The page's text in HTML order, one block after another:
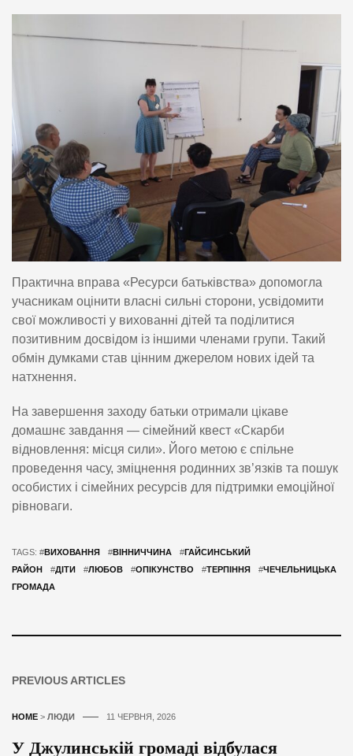
Практична вправа «Ресурси батьківства» допомогла
учасникам оцінити власні сильні сторони, усвідомити
свої можливості у вихованні дітей та поділитися
позитивним досвідом із іншими членами групи. Такий
обмін думками став цінним джерелом нових ідей та
натхнення.
На завершення заходу батьки отримали цікаве
домашнє завдання — сімейний квест «Скарби
відновлення: місця сили». Його метою є спільне
проведення часу, зміцнення родинних зв’язків та пошук
особистих і сімейних ресурсів для підтримки емоційної
рівноваги.
TAGS: #ВИХОВАННЯ #ВІННИЧЧИНА #ГАЙСИНСЬКИЙ
РАЙОН
#ДІТИ #ЛЮБОВ #ОПІКУНСТВО #ТЕРПІННЯ #ЧЕЧЕЛЬНИЦЬКА
ГРОМАДА
PREVIOUS ARTICLES
HOME > ЛЮДИ 11 ЧЕРВНЯ, 2026
У Джулинській громаді відбулася